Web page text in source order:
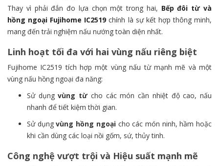
Thay vì phải đắn đo lựa chọn một trong hai, Bếp đôi từ và
hồng ngoại Fujihome IC2519 chính là sự kết hợp thông minh,
mang đến trải nghiệm nấu nướng toàn diện nhất.
Linh hoạt tối đa với hai vùng nấu riêng biệt
Fujihome IC2519 tích hợp một vùng nấu từ mạnh mẽ và một
vùng nấu hồng ngoại đa năng:
Sử dụngvùng từcho các món cần nhiệt độ cao, nấu
nhanh để tiết kiệm thời gian.
Sử dụngvùng hồng ngoạicho các món ninh, hầm hoặc
khi cần dùng các loại nồi gốm, sứ, thủy tinh.
Công nghệ vượt trội và Hiệu suất mạnh mẽ